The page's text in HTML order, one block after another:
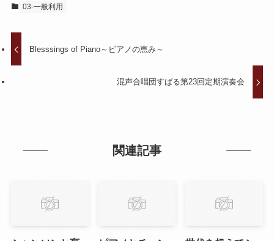
03-一般利用
Blesssings of Piano～ピアノの恵み～
混声合唱団すばる第23回定期演奏会
関連記事